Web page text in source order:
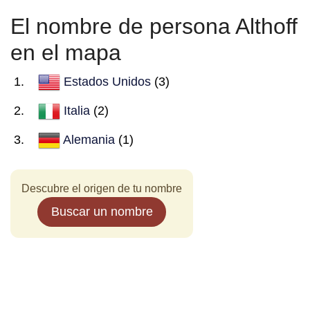
El nombre de persona Althoff
en el mapa
Estados Unidos (3)
Italia (2)
Alemania (1)
Descubre el origen de tu nombre
Buscar un nombre